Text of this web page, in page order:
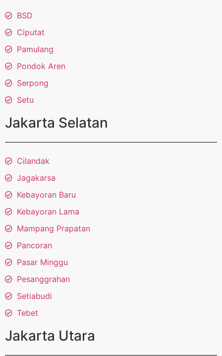
BSD
Ciputat
Pamulang
Pondok Aren
Serpong
Setu
Jakarta Selatan
Cilandak
Jagakarsa
Kebayoran Baru
Kebayoran Lama
Mampang Prapatan
Pancoran
Pasar Minggu
Pesanggrahan
Setiabudi
Tebet
Jakarta Utara